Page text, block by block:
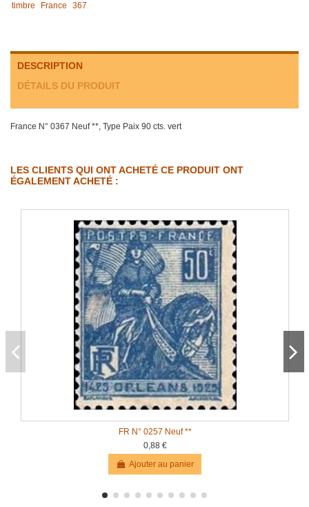
timbre France 367
DESCRIPTION
DÉTAILS DU PRODUIT
France N° 0367 Neuf **, Type Paix 90 cts. vert
LES CLIENTS QUI ONT ACHETÉ CE PRODUIT ONT
ÉGALEMENT ACHETÉ :
FR N° 0257 Neuf **
0,88 €
Ajouter au panier